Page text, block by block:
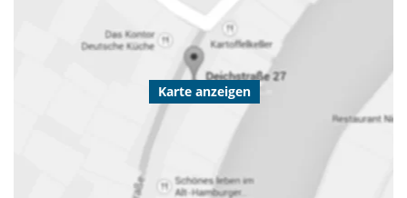
Karte anzeigen